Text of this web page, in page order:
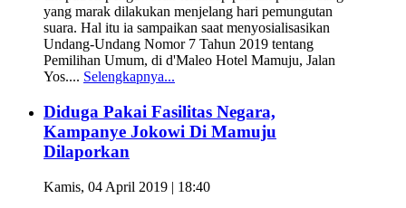
yang marak dilakukan menjelang hari pemungutan
suara. Hal itu ia sampaikan saat menyosialisasikan
Undang-Undang Nomor 7 Tahun 2019 tentang
Pemilihan Umum, di d'Maleo Hotel Mamuju, Jalan
Yos.... Selengkapnya...
Diduga Pakai Fasilitas Negara,
Kampanye Jokowi Di Mamuju
Dilaporkan
Kamis, 04 April 2019 | 18:40